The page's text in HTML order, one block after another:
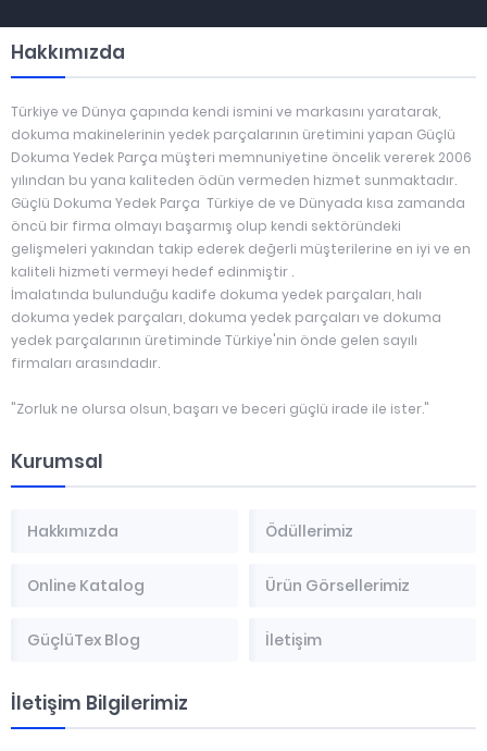
Hakkımızda
Türkiye ve Dünya çapında kendi ismini ve markasını yaratarak,
dokuma makinelerinin yedek parçalarının üretimini yapan Güçlü
Dokuma Yedek Parça müşteri memnuniyetine öncelik vererek 2006
yılından bu yana kaliteden ödün vermeden hizmet sunmaktadır.
Güçlü Dokuma Yedek Parça Türkiye de ve Dünyada kısa zamanda
öncü bir firma olmayı başarmış olup kendi sektöründeki
gelişmeleri yakından takip ederek değerli müşterilerine en iyi ve en
kaliteli hizmeti vermeyi hedef edinmiştir .
İmalatında bulunduğu kadife dokuma yedek parçaları, halı
dokuma yedek parçaları, dokuma yedek parçaları ve dokuma
yedek parçalarının üretiminde Türkiye'nin önde gelen sayılı
firmaları arasındadır.
"Zorluk ne olursa olsun, başarı ve beceri güçlü irade ile ister."
Kurumsal
Hakkımızda Ödüllerimiz
Online Katalog Ürün Görsellerimiz
GüçlüTex Blog İletişim
İletişim Bilgilerimiz